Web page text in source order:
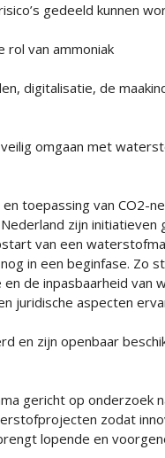
gedeeld kunnen
van ammoniak
digitalisatie, de
omgaan met
toepassing van CO2-
zijn initiatieven
van een
in een beginfase. Zo
de inpasbaarheid van
juridische aspecten
en zijn openbaar
gericht op onderzoek
zodat
lopende en